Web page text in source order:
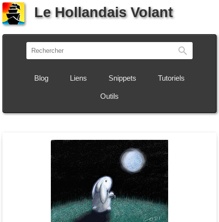
Le Hollandais Volant
Blog Liens Snippets Tutoriels
Outils